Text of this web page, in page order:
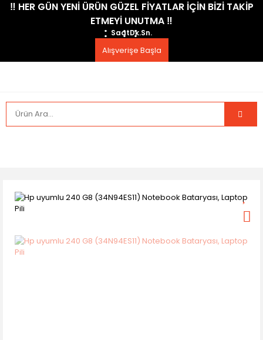
​‼️​ HER GÜN YENİ ÜRÜN GÜZEL FİYATLAR İÇİN BİZİ TAKİP
ETMEYİ UNUTMA ​‼️​
SaatDk.Sn.
Alışverişe Başla